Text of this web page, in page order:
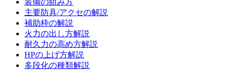
装備の組み方
主要防具/アクセの解説
補助枠の解説
火力の出し方解説
耐久力の高め方解説
HPの上げ方解説
多段化の種類解説